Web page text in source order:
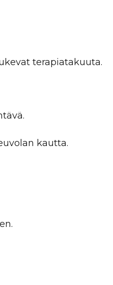
terapiatakuuta.
kautta.